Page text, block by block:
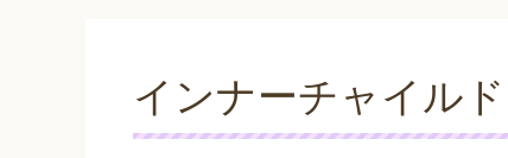
インナーチャイル